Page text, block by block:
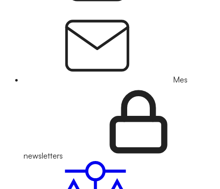
Mes
newsletters